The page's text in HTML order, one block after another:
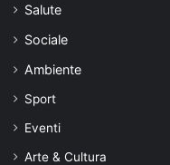
Salute
Sociale
Ambiente
Sport
Eventi
Arte & Cultura